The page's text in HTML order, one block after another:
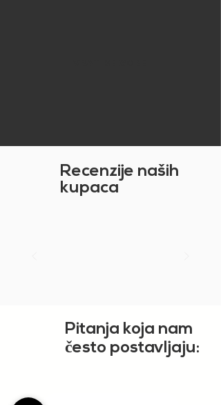
Recenzije naših
kupaca
Pitanja koja nam
često postavljaju: